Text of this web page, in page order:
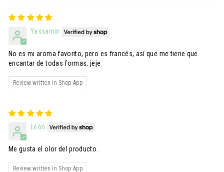
Yassamin
No es mi aroma favorito, pero es francés, así que me tiene que
encantar de todas formas, jeje
Review written in Shop App
León
Me gusta el olor del producto.
Review written in Shop App